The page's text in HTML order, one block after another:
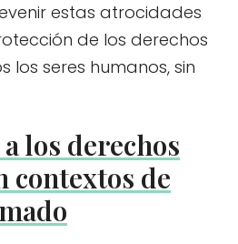
estas atrocidades
de los derechos
los seres humanos, sin
los derechos
contextos de